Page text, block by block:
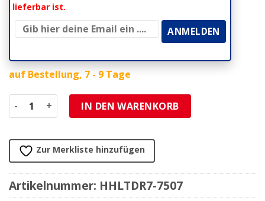
lieferbar ist.
auf Bestellung, 7 - 9 Tage
Halterung Seitentasche HH 1 Stk LEDRIE HD Dyna für
IN DEN WARENKORB
Zur Merkliste hinzufügen
Artikelnummer: HHLTDR7-7507